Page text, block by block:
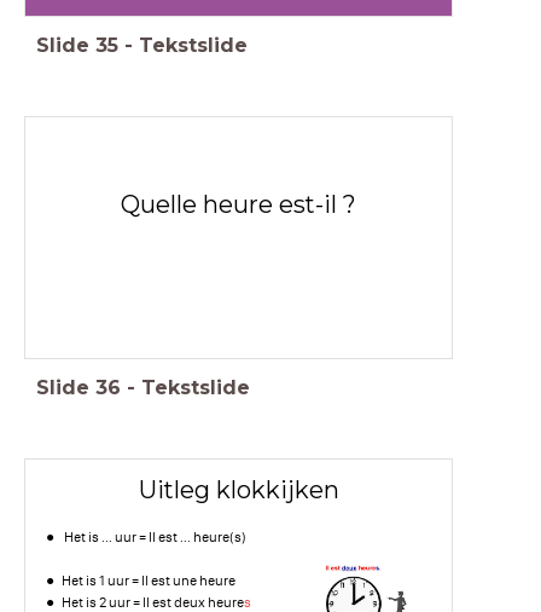
Slide 35 - Tekstslide
Quelle heure est-il ?
Slide 36 - Tekstslide
Uitleg klokkijken
Het is ... uur = Il est ... heure(s)
Het is 1 uur = Il est une heure
Het is 2 uur = Il est deux heures